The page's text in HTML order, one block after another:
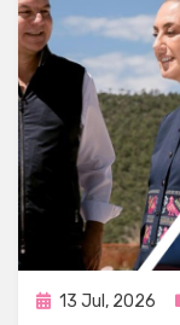
Publicada
13 Jul, 2026